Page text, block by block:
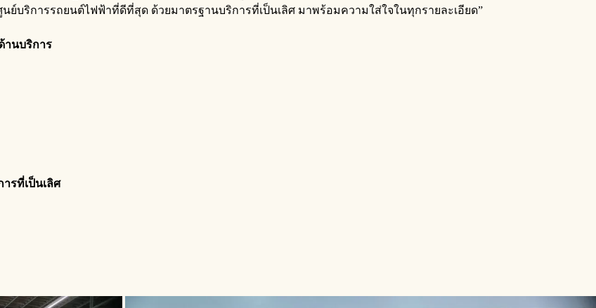
ย์บริการรถยนต์ไฟฟ้าที่ดีที่สุด ด้วยมาตรฐานบริการที่เป็นเลิศ มาพร้อมความใส่ใจในทุกรายละเอียด”
านบริการ
รที่เป็นเลิศ